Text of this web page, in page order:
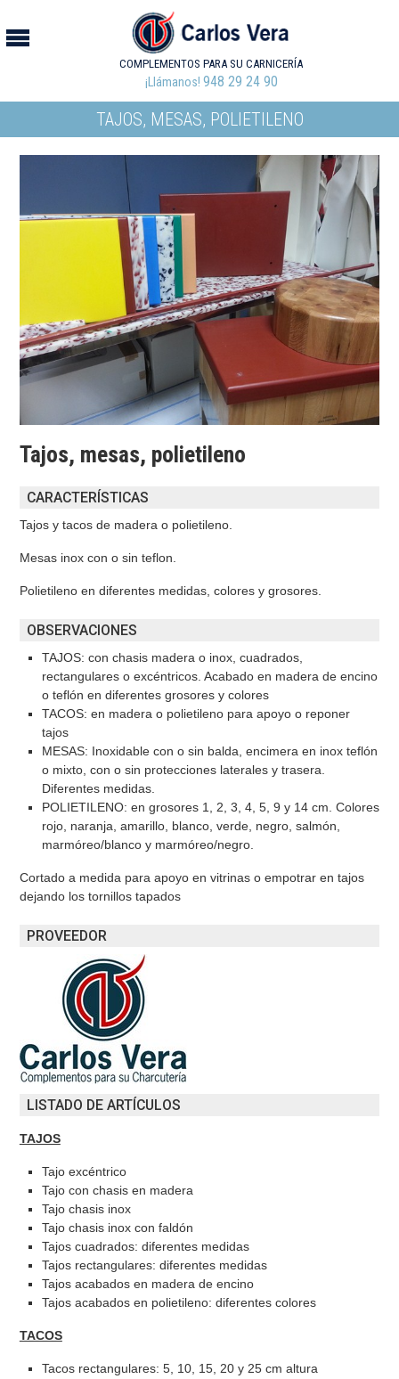
COMPLEMENTOS PARA SU CARNICERÍA
¡Llámanos! 948 29 24 90
TAJOS, MESAS, POLIETILENO
Tajos, mesas, polietileno
CARACTERÍSTICAS
Tajos y tacos de madera o polietileno.
Mesas inox con o sin teflon.
Polietileno en diferentes medidas, colores y grosores.
OBSERVACIONES
TAJOS: con chasis madera o inox, cuadrados,
rectangulares o excéntricos. Acabado en madera de encino
o teflón en diferentes grosores y colores
TACOS: en madera o polietileno para apoyo o reponer
tajos
MESAS: Inoxidable con o sin balda, encimera en inox teflón
o mixto, con o sin protecciones laterales y trasera.
Diferentes medidas.
POLIETILENO: en grosores 1, 2, 3, 4, 5, 9 y 14 cm. Colores
rojo, naranja, amarillo, blanco, verde, negro, salmón,
marmóreo/blanco y marmóreo/negro.
Cortado a medida para apoyo en vitrinas o empotrar en tajos
dejando los tornillos tapados
PROVEEDOR
LISTADO DE ARTÍCULOS
TAJOS
Tajo excéntrico
Tajo con chasis en madera
Tajo chasis inox
Tajo chasis inox con faldón
Tajos cuadrados: diferentes medidas
Tajos rectangulares: diferentes medidas
Tajos acabados en madera de encino
Tajos acabados en polietileno: diferentes colores
TACOS
Tacos rectangulares: 5, 10, 15, 20 y 25 cm altura